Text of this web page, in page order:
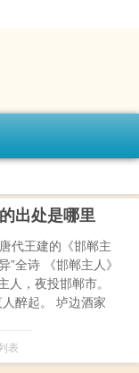
出处是哪里
代王建的《邯郸主
”全诗 《邯郸主人》
人，夜投邯郸市。
醉起。 垆边酒家
表